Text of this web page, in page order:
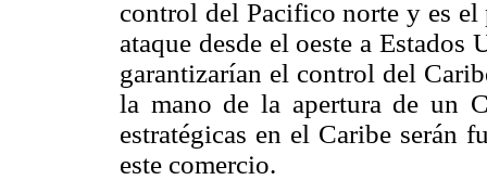
control del Pacifico norte y es
ataque desde el oeste a
garantizarían el control del
la mano de la apertura de un
estratégicas en el Caribe serán
este comercio.